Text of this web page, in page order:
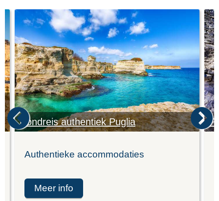
Rondreis authentiek Puglia
Authentieke accommodaties
meer info